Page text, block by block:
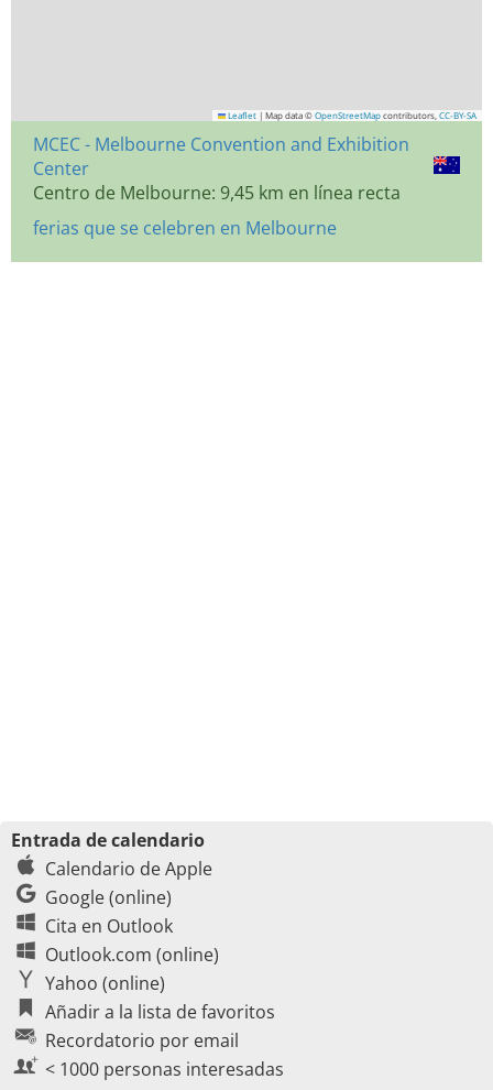
Leaflet | Map data © OpenStreetMap contributors, CC-BY-SA
MCEC - Melbourne Convention and Exhibition
Center
Centro de Melbourne: 9,45 km en línea recta
ferias que se celebren en Melbourne
Entrada de calendario
Calendario de Apple
Google (online)
Cita en Outlook
Outlook.com (online)
Yahoo (online)
Añadir a la lista de favoritos
Recordatorio por email
< 1000 personas interesadas